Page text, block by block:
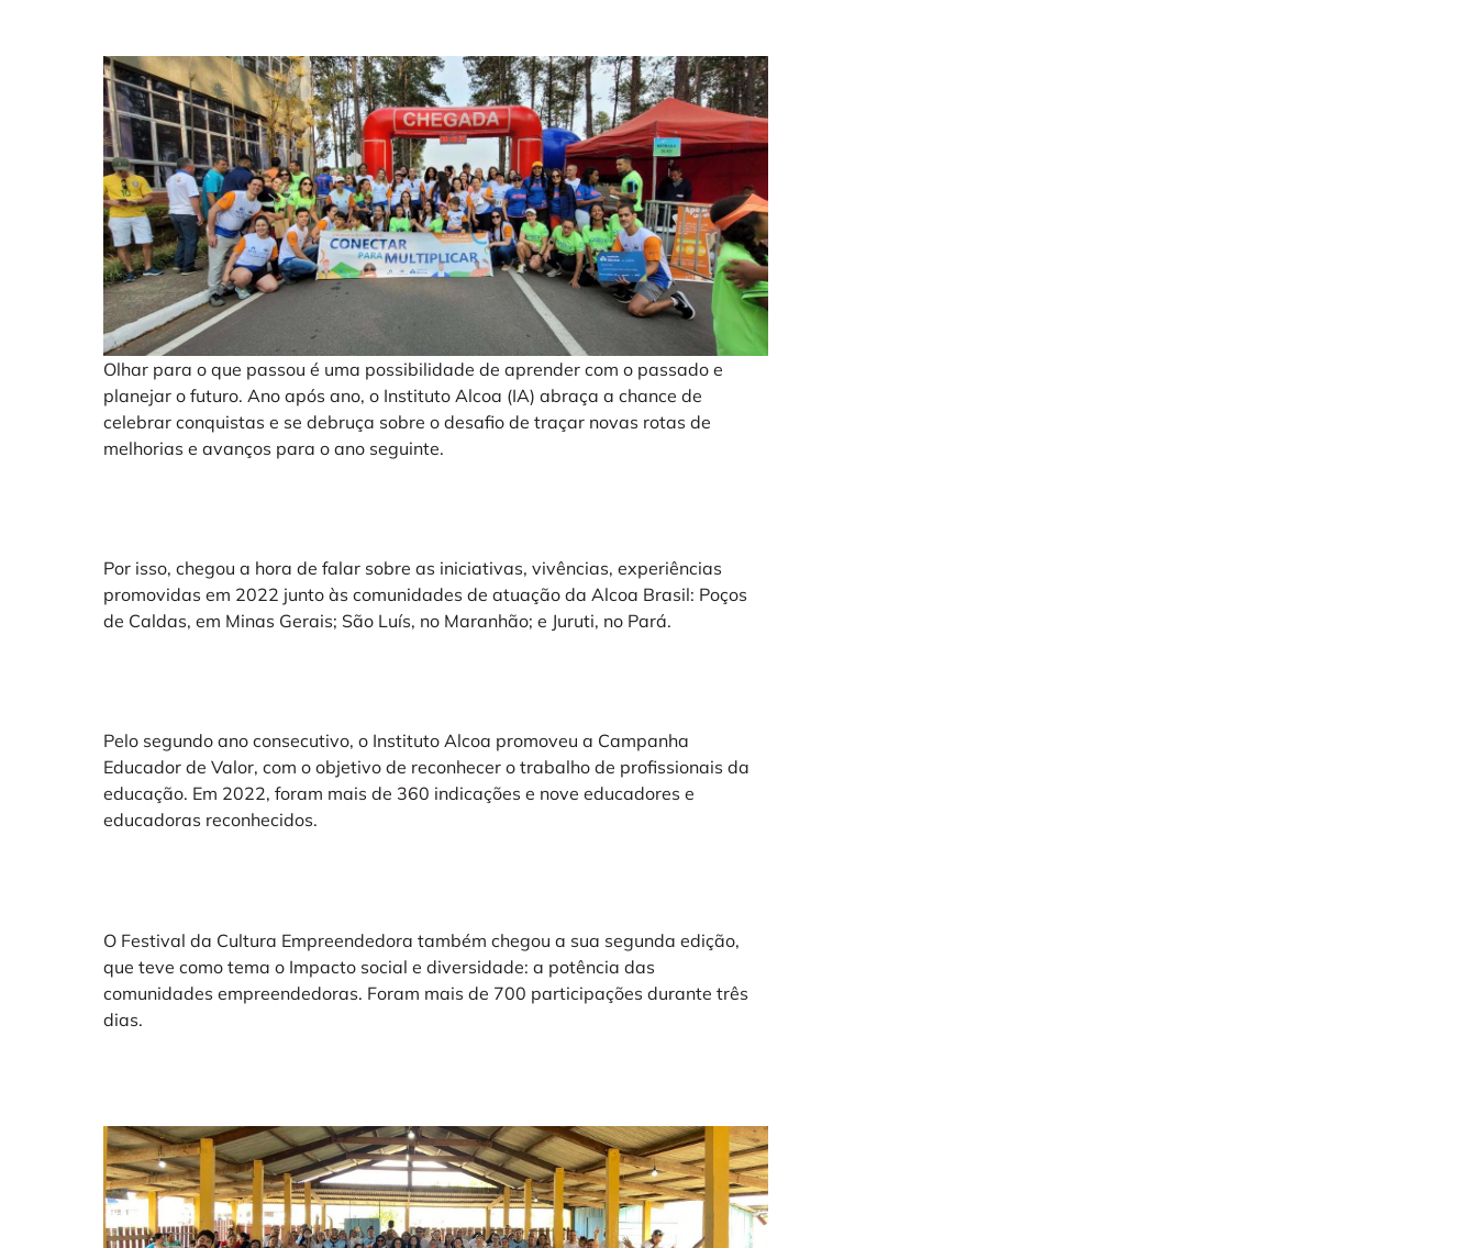
Olhar para o que passou é uma possibilidade de aprender com o passado e
planejar o futuro. Ano após ano, o Instituto Alcoa (IA) abraça a chance de
celebrar conquistas e se debruça sobre o desafio de traçar novas rotas de
melhorias e avanços para o ano seguinte.
Por isso, chegou a hora de falar sobre as iniciativas, vivências, experiências
promovidas em 2022 junto às comunidades de atuação da Alcoa Brasil: Poços
de Caldas, em Minas Gerais; São Luís, no Maranhão; e Juruti, no Pará.
Pelo segundo ano consecutivo, o Instituto Alcoa promoveu a Campanha
Educador de Valor, com o objetivo de reconhecer o trabalho de profissionais da
educação. Em 2022, foram mais de 360 indicações e nove educadores e
educadoras reconhecidos.
O Festival da Cultura Empreendedora também chegou a sua segunda edição,
que teve como tema o Impacto social e diversidade: a potência das
comunidades empreendedoras. Foram mais de 700 participações durante três
dias.